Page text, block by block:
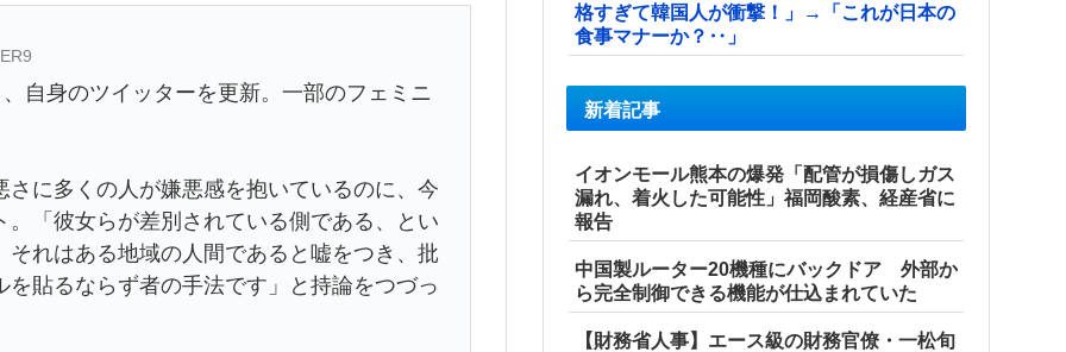
身のツイッターを更新。一部のフェミニ
に多くの人が嫌悪感を抱いているのに、今
「彼女らが差別されている側である、とい
れはある地域の人間であると嘘をつき、批
貼るならず者の手法です」と持論をつづっ
格すぎて韓国人が衝撃！」→「これが日本の
食事マナーか？‥」
新着記事
イオンモール熊本の爆発「配管が損傷しガス
漏れ、着火した可能性」福岡酸素、経産省に
報告
中国製ルーター20機種にバックドア 外部か
ら完全制御できる機能が仕込まれていた
【財務省人事】エース級の財務官僚・一松旬